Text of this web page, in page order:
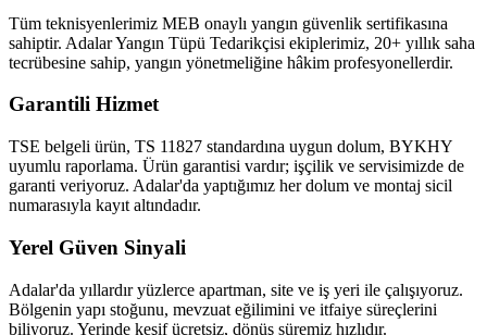
Tüm teknisyenlerimiz MEB onaylı yangın güvenlik sertifikasına
sahiptir. Adalar Yangın Tüpü Tedarikçisi ekiplerimiz, 20+ yıllık saha
tecrübesine sahip, yangın yönetmeliğine hâkim profesyonellerdir.
Garantili Hizmet
TSE belgeli ürün, TS 11827 standardına uygun dolum, BYKHY
uyumlu raporlama. Ürün garantisi vardır; işçilik ve servisimizde de
garanti veriyoruz. Adalar'da yaptığımız her dolum ve montaj sicil
numarasıyla kayıt altındadır.
Yerel Güven Sinyali
Adalar'da yıllardır yüzlerce apartman, site ve iş yeri ile çalışıyoruz.
Bölgenin yapı stoğunu, mevzuat eğilimini ve itfaiye süreçlerini
biliyoruz. Yerinde keşif ücretsiz, dönüş süremiz hızlıdır.